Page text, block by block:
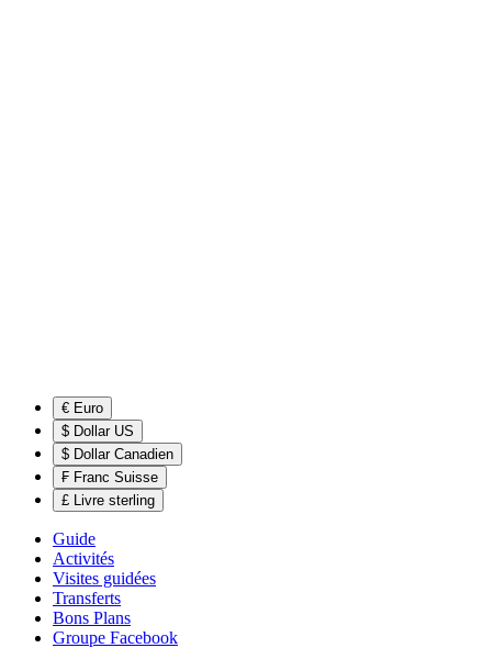
€ Euro
$ Dollar US
$ Dollar Canadien
₣ Franc Suisse
£ Livre sterling
Guide
Activités
Visites guidées
Transferts
Bons Plans
Groupe Facebook